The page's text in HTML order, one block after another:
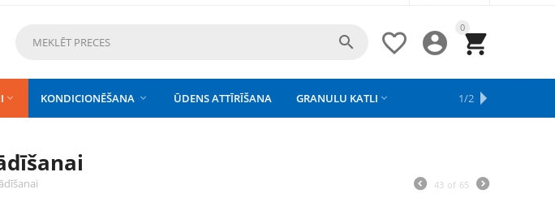
0




 KONDICIONĒŠANA  ŪDENS ATTĪRĪŠANA GRANULU KATLI  APSAISTE
REZERVES DAĻAS
APGAISMOJUMS
1/2
43 of 65